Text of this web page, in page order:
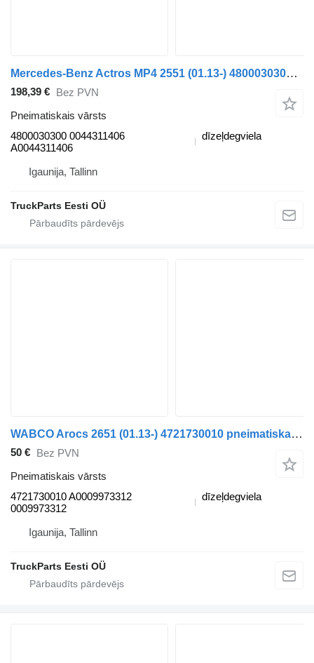
Mercedes-Benz Actros MP4 2551 (01.13-) 4800030300 pneimatiskais vārsts paredzēts Mercedes-Benz Actros MP4 Antos Arocs (2012-) vilcēja
198,39 € Bez PVN
Pneimatiskais vārsts
4800030300 0044311406
A0044311406
dīzeļdegviela
Igaunija, Tallinn
TruckParts Eesti OÜ
WABCO Arocs 2651 (01.13-) 4721730010 pneimatiskais vārsts paredzēts Mercedes-Benz Actros MP4 Antos Arocs (2012-) vilcēja
50 € Bez PVN
Pneimatiskais vārsts
4721730010 A0009973312
0009973312
dīzeļdegviela
Igaunija, Tallinn
TruckParts Eesti OÜ